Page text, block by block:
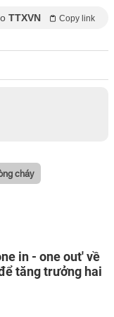
TTXVN Copy link
cháy
in - one out' về
tăng trưởng hai